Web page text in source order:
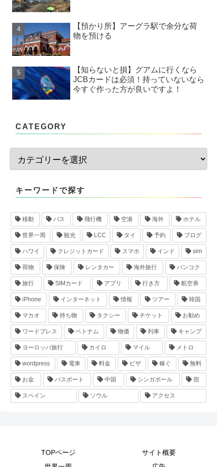
【預かり所】アーグラ駅で余分な荷
物を預ける
【知らないと損】グアムに行くなら
JCBカードは必須！持っていないなら
今すぐ作った方が良いですよ！
CATEGORY
キーワードで探す
移動 バス 飛行機 空港 海外 ホテル
世界一周 観光 LCC タイ 予約 ブログ
ハワイ クレジットカード スマホ インド sim
荷物 保険 レンタカー 海外旅行 バンコク
旅行 SIMカード アプリ 行き方 航空券
iPhone インターネット 情報 ツアー 韓国
マカオ 持ち物 タクシー チケット お勧め
ワードプレス ベトナム 物価 列車 キャンプ
ヨーロッパ旅行 カイロ マイル メトロ
wordpress 電車 料金 ビザ 稼ぐ 無料
お金 パスポート 中国 シンガポール 宿
スペイン ソウル アクセス
TOPページ
サイト概要